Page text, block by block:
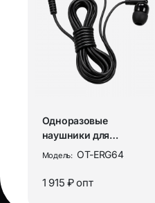
Одноразовые
наушники для
аудиогида 3,5 мм (100
Модель: OT-ERG64
1 915 ₽опт